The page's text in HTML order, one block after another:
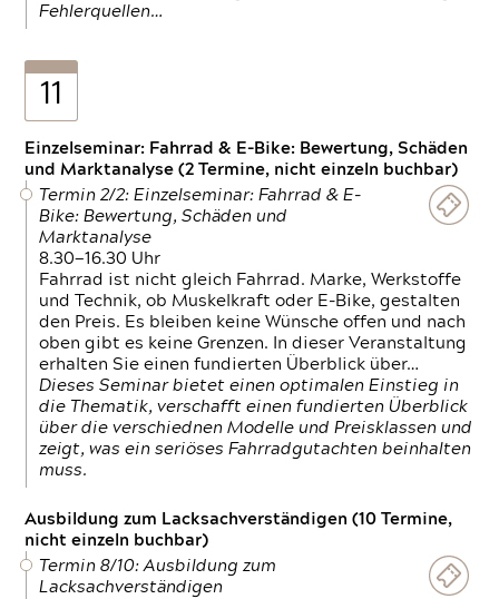
Fehlerquellen…
11
Einzelseminar: Fahrrad & E-Bike: Bewertung, Schäden
und Marktanalyse (2 Termine, nicht einzeln buchbar)
Termin 2/2: Einzelseminar: Fahrrad & E-
Bike: Bewertung, Schäden und
Marktanalyse
8.30—16.30 Uhr
Fahrrad ist nicht gleich Fahrrad. Marke, Werkstoffe
und Technik, ob Muskelkraft oder E-Bike, gestalten
den Preis. Es bleiben keine Wünsche offen und nach
oben gibt es keine Grenzen. In dieser Veranstaltung
erhalten Sie einen fundierten Überblick über…
Dieses Seminar bietet einen optimalen Einstieg in
die Thematik, verschafft einen fundierten Überblick
über die verschiednen Modelle und Preisklassen und
zeigt, was ein seriöses Fahrradgutachten beinhalten
muss.
Ausbildung zum Lacksachverständigen (10 Termine,
nicht einzeln buchbar)
Termin 8/10: Ausbildung zum
Lacksachverständigen